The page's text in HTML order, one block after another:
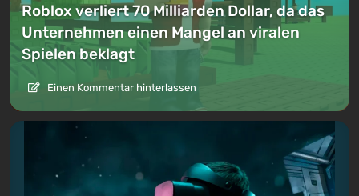
Roblox verliert 70 Milliarden Dollar, da das
Unternehmen einen Mangel an viralen
Spielen beklagt
Einen Kommentar hinterlassen